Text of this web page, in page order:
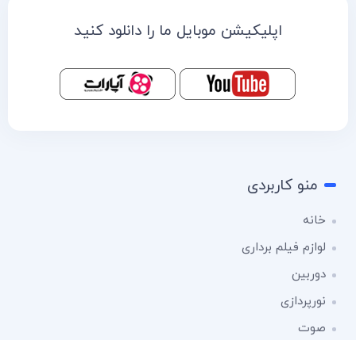
اپلیکیشن موبایل ما را دانلود کنید
منو کاربردی
خانه
لوازم فیلم برداری
دوربین
نورپردازی
صوت